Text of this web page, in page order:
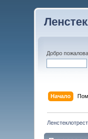
Добро
Начало
Ленстеклотрест